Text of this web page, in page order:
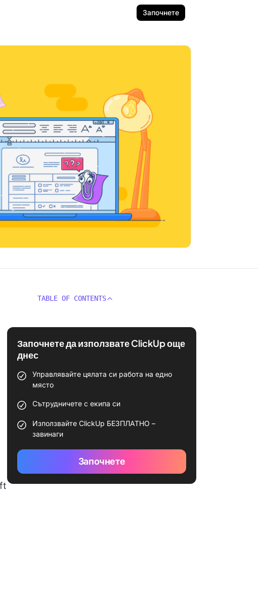
Започнете
TABLE OF CONTENTS
Започнете да използвате ClickUp още
днес
Управлявайте цялата си работа на едно
място
Сътрудничете с екипа си
Използвайте ClickUp БЕЗПЛАТНО –
завинаги
Започнете